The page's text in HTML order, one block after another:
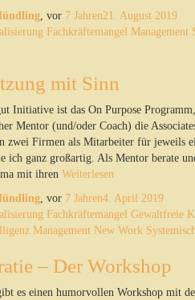
, vor 7 Jahren21. August 2019
Fachkräftemangel Management
mit Sinn
Initiative ist das On Purpose
Mentor (und/oder Coach) die
zwei Firmen als Mitarbeiter für jeweils
ich ganz großartig. Als Mentor berate
mit ihren Weiterlesen
, vor 7 Jahren4. April 2019
Fachkräftemangel Gewaltfreie
Management New Work
– Der Workshop
es einen humorvollen Workshop mit